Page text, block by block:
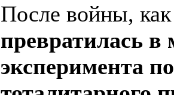
После войны,
превратилась
эксперимента